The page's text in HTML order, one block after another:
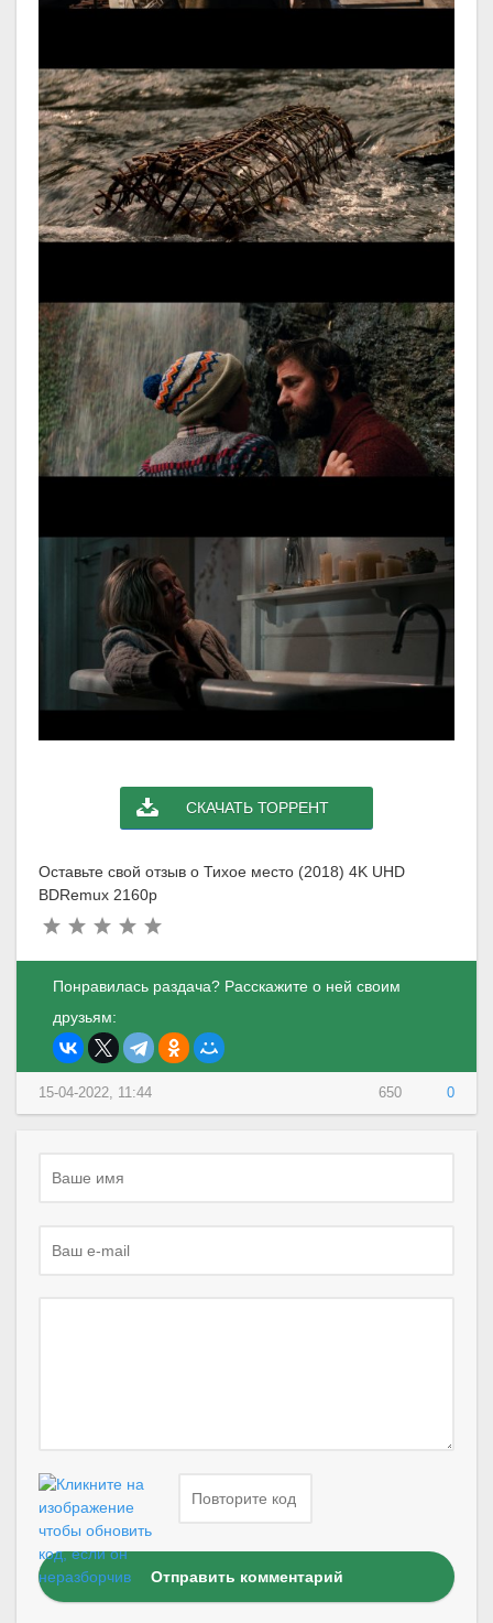
СКАЧАТЬ ТОРРЕНТ
Оставьте свой отзыв о Тихое место (2018) 4K UHD
BDRemux 2160p
Понравилась раздача? Расскажите о ней своим
друзьям:
650 0
15-04-2022, 11:44
Отправить комментарий